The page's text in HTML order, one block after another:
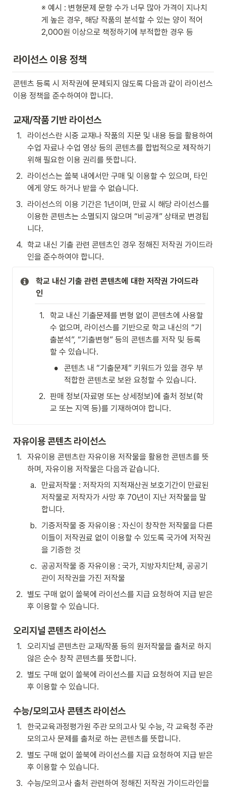
※ 예시 : 변형문제 문항 수가 너무 많아 가격이 지나치
게 높은 경우, 해당 작품의 분석할 수 있는 양이 적어
2,000원 이상으로 책정하기에 부적합한 경우 등
라이선스 이용 정책
콘텐츠 등록 시 저작권에 문제되지 않도록 다음과 같이 라이선스
이용 정책을 준수하여야 합니다.
교재/작품 기반 라이선스
1.
라이선스란 시중 교재나 작품의 지문 및 내용 등을 활용하여
수업 자료나 수업 영상 등의 콘텐츠를 합법적으로 제작하기
위해 필요한 이용 권리를 뜻합니다.
2. 라이선스는 쏠북 내에서만 구매 및 이용할 수 있으며, 타인
에게 양도 하거나 받을 수 없습니다.
3. 라이선스의 이용 기간은 1년이며, 만료 시 해당 라이선스를
이용한 콘텐츠는 소멸되지 않으며 “비공개” 상태로 변경됩
니다.
4. 학교 내신 기출 관련 콘텐츠인 경우 정해진 저작권 가이드라
인을 준수하여야 합니다.
학교 내신 기출 관련 콘텐츠에 대한 저작권 가이드라
인
1.
학교 내신 기출문제를 변형 없이 콘텐츠에 사용할
수 없으며, 라이선스를 기반으로 학교 내신의 “기
출분석”, “기출변형” 등의 콘텐츠를 저작 및 등록
할 수 있습니다.
•
콘텐츠 내 “기출문제” 키워드가 있을 경우 부
적합한 콘텐츠로 보완 요청할 수 있습니다.
2. 판매 정보(자료명 또는 상세정보)에 출처 정보(학
교 또는 지역 등)를 기재하여야 합니다.
자유이용 콘텐츠 라이선스
1.
자유이용 콘텐츠란 자유이용 저작물을 활용한 콘텐츠를 뜻
하며, 자유이용 저작물은 다음과 같습니다.
a.
만료저작물 : 저작자의 지적재산권 보호기간이 만료된
저작물로 저작자가 사망 후 70년이 지난 저작물을 말
합니다.
b. 기증저작물 중 자유이용 : 자신이 창작한 저작물을 다른
이들이 저작권료 없이 이용할 수 있도록 국가에 저작권
을 기증한 것
c. 공공저작물 중 자유이용 : 국가, 지방자치단체, 공공기
관이 저작권을 가진 저작물
2. 별도 구매 없이 쏠북에 라이선스를 지급 요청하여 지급 받은
후 이용할 수 있습니다.
오리지널 콘텐츠 라이선스
1.
오리지널 콘텐츠란 교재/작품 등의 원저작물을 출처로 하지
않은 순수 창작 콘텐츠를 뜻합니다.
2. 별도 구매 없이 쏠북에 라이선스를 지급 요청하여 지급 받은
후 이용할 수 있습니다.
수능/모의고사 콘텐츠 라이선스
1.
한국교육과정평가원 주관 모의고사 및 수능, 각 교육청 주관
모의고사 문제를 출처로 하는 콘텐츠를 뜻합니다.
2. 별도 구매 없이 쏠북에 라이선스를 지급 요청하여 지급 받은
후 이용할 수 있습니다.
3. 수능/모의고사 출처 관련하여 정해진 저작권 가이드라인을